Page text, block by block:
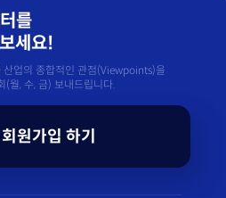
를
세요!
산업의 종합적인 관점(Viewpoints)을
(월, 수, 금) 보내드립니다.
회원가입 하기